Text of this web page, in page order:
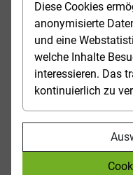
Diese Cookies
anonymisierte
und eine
welche Inhalte
interessieren. Das
kontinuierlich zu
2025 und viel Erfolg
Berufswahl.